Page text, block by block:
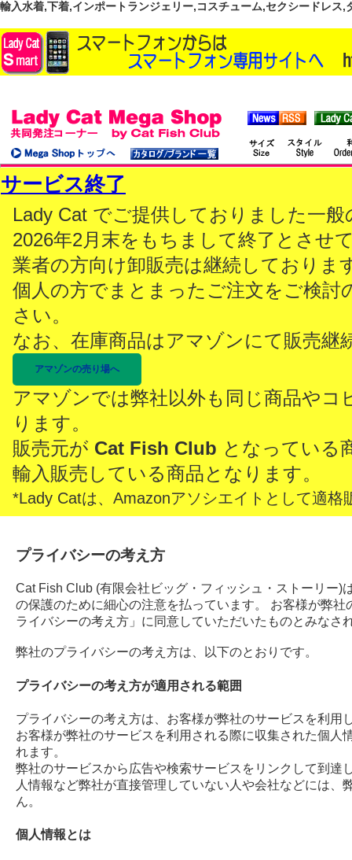
輸入水着,下着,インポートランジェリー,コスチューム,セクシードレス
サービス終了
Lady Cat でご提供しておりました一
2026年2月末をもちまして終了とさせ
業者の方向け卸販売は継続しておりま
個人の方でまとまったご注文をご検討
さい。
なお、在庫商品はアマゾンにて販売継
アマゾンの売り場へ
アマゾンでは弊社以外も同じ商品やコ
ります。
販売元が Cat Fish Club となっている
輸入販売している商品となります。
*Lady Catは、Amazonアソシエイトとして適格
プライバシーの考え方
Cat Fish Club (有限会社ビッグ・フィッシュ・ストーリー)
の保護のために細心の注意を払っています。 お客様が弊
ライバシーの考え方」に同意していただいたものとみなさ
弊社のプライバシーの考え方は、以下のとおりです。
プライバシーの考え方が適用される範囲
プライバシーの考え方は、お客様が弊社のサービスを利用
お客様が弊社のサービスを利用される際に収集された個人
れます。
弊社のサービスから広告や検索サービスをリンクして到達
人情報など弊社が直接管理していない人や会社などには
ん。
個人情報とは